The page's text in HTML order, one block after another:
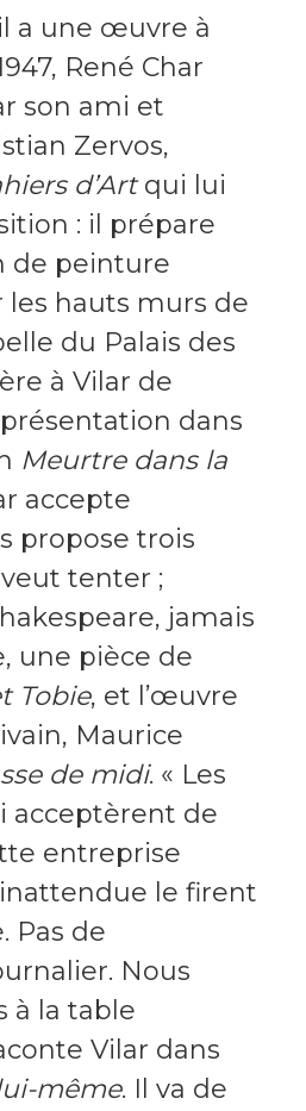
a une œuvre à
René Char
son ami et
Zervos,
d’Artqui lui
: il prépare
de peinture
hauts murs de
du Palais des
à Vilar de
dans
Meurtre dans la
accepte
propose trois
tenter ;
jamais
une pièce de
Tobie, et l’œuvre
Maurice
de midi. « Les
acceptèrent de
entreprise
le firent
Pas de
Nous
à la table
Vilar dans
même. Il va de